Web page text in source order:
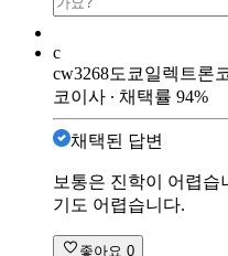
c
cw3268도쿄일렉트론
코이사 ∙ 채택률 94%
채택된 답변
보통은 진학이 어렵
기도 어렵습니다.
좋아요 0